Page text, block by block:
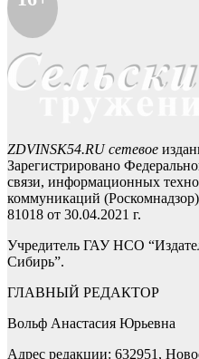
ZDVINSK54.RU сетевое
Зарегистрировано
связи, информационных
коммуникаций
81018 от 30.04.2021 г.
Учредитель ГАУ НСО
Сибирь”.
ГЛАВНЫЙ РЕДАКТОР
Вольф Анастасия Юрьевна
Адрес редакции: 632951,